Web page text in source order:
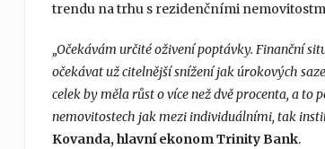
trendu na trhu s rezidenčními
„Očekávám určité oživení poptávky. Finanční
očekávat už citelnější snížení jak úrokových
celek by měla růst o více než dvě procenta, a
nemovitostech jak mezi individuálními, tak
Kovanda, hlavní ekonom Trinity Bank.